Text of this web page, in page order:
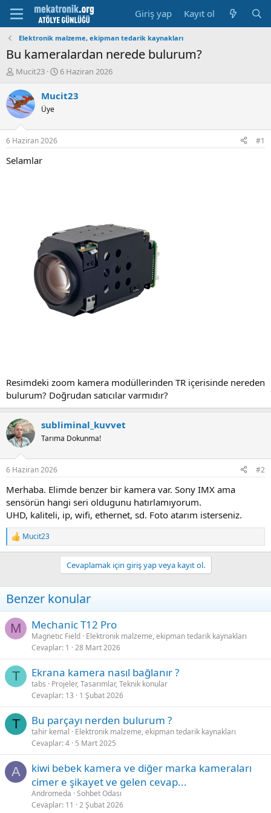
Giriş yap Kayıt ol
Elektronik malzeme, ekipman tedarik kaynakları
Bu kameralardan nerede bulurum?
K
n
u
y
u
b
a
ş
Mucit23
B
ş
t
6 Haziran 2026
Mucit23
Üye
6 Haziran 2026 #1
Selamlar
Resimdeki zoom kamera modüllerinden TR içerisinde nereden
bulurum? Doğrudan satıcılar varmıdır?
subliminal_kuvvet
Tarıma Dokunma!
6 Haziran 2026 #2
Merhaba. Elimde benzer bir kamera var. Sony IMX ama
sensörün hangi seri oldugunu hatırlamıyorum.
UHD, kaliteli, ip, wifi, ethernet, sd. Foto atarım isterseniz.
R
e
i
o
s
:
Mucit23
Cevaplamak için giriş yap veya kayıt ol.
Benzer konular
M Mechanic T12 Pro
Magnetic Field Elektronik malzeme, ekipman tedarik kaynakları
Cevaplar 1 28 Mart 2026
T Ekrana kamera nasıl bağlanır ?
tabs
Projeler, Tasarımlar, Teknik konular
Cevaplar 13 1 Şubat 2026
T Bu parçayı nerden bulurum ?
tahir kemal
Elektronik malzeme, ekipman tedarik kaynakları
Cevaplar 4 5 Mart 2025
A
kiwi bebek kamera ve diğer marka kameraları
cimer e şikayet ve gelen cevap...
Andromeda Sohbet Odası
Cevaplar 11 2 Şubat 2026